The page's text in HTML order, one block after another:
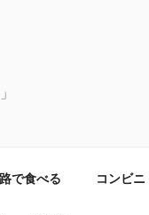
で食べる コンビ